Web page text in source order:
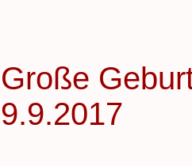
Große
9.9.2017